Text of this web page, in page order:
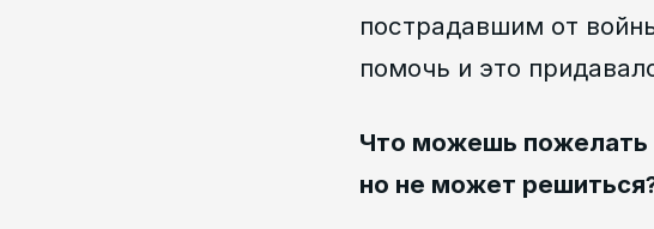
пострадавшим от
помочь и это
Что можешь пожелать
но не может